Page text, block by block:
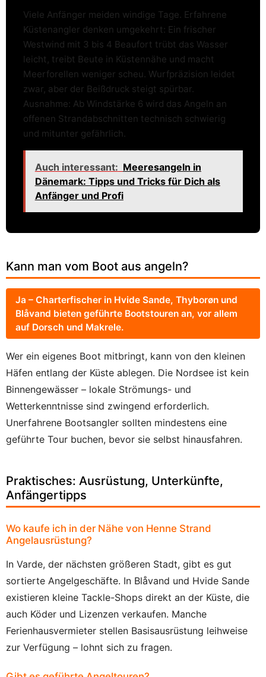
Viele Anfänger meiden windige Tage. Erfahrene
Küstenangler denken umgekehrt: Ein frischer
Westwind mit 3 bis 4 Beaufort trübt das Wasser
leicht, treibt Beute in Küstennähe und macht
Meerforellen weniger scheu. Wurfpräzision leidet
zwar, aber der Beißdruck steigt spürbar.
Ausnahme: Ab Windstärke 6 wird das Angeln an
offenen Strandabschnitten technisch schwierig
und mitunter gefährlich.
Auch interessant: Meeresangeln in
Dänemark: Tipps und Tricks für Dich als
Anfänger und Profi
Kann man vom Boot aus angeln?
Ja – Charterfischer in Hvide Sande, Thyborøn und
Blåvand bieten geführte Bootstouren an, vor allem
auf Dorsch und Makrele.
Wer ein eigenes Boot mitbringt, kann von den kleinen
Häfen entlang der Küste ablegen. Die Nordsee ist kein
Binnengewässer – lokale Strömungs- und
Wetterkenntnisse sind zwingend erforderlich.
Unerfahrene Bootsangler sollten mindestens eine
geführte Tour buchen, bevor sie selbst hinausfahren.
Praktisches: Ausrüstung, Unterkünfte,
Anfängertipps
Wo kaufe ich in der Nähe von Henne Strand
Angelausrüstung?
In Varde, der nächsten größeren Stadt, gibt es gut
sortierte Angelgeschäfte. In Blåvand und Hvide Sande
existieren kleine Tackle-Shops direkt an der Küste, die
auch Köder und Lizenzen verkaufen. Manche
Ferienhausvermieter stellen Basisausrüstung leihweise
zur Verfügung – lohnt sich zu fragen.